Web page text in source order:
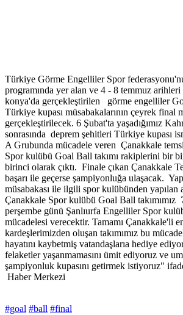
Türkiye Görme Engelliler Spor
programında yer alan ve 4 - 8 temmuz arihleri
konya'da gerçekleştirilen görme engelliler
Türkiye kupası müsabakalarının çeyrek final
gerçekleştirilecek. 6 Şubat'ta yaşadığımız
sonrasında deprem şehitleri Türkiye kupası
A Grubunda mücadele veren Çanakkale
Spor kulübü Goal Ball takımı rakiplerini bir
birinci olarak çıktı. Finale çıkan Çanakkale
başarı ile geçerse şampiyonluğa ulaşacak.
müsabakası ile ilgili spor kulübünden yapılan
Çanakkale Spor kulübü Goal Ball takımımız
perşembe günü Şanlıurfa Engelliler Spor
mücadelesi verecektir. Tamamı Çanakkale'li
kardeşlerimizden oluşan takımımız bu
hayatını kaybetmiş vatandaşlarıa hediye
felaketler yaşanmamasını ümit ediyoruz ve
şampiyonluk kupasını getirmek istiyoruz"
Haber Merkezi
#goal #ball #final